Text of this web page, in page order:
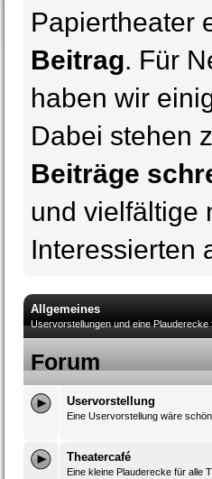
Papiertheater
Beitrag. Für
haben wir
Dabei stehen
Beiträge
und vielfältige
Interessierten
Allgemeines
Uservorstellungen und eine Plauderecke
Forum
Uservorstellung
Eine Uservorstellung wäre schön.
Theatercafé
Eine kleine Plauderecke für alle